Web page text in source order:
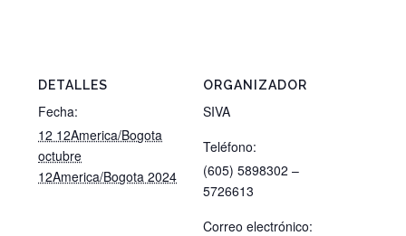
DETALLES
Fecha:
12 12America/Bogota
octubre
12America/Bogota 2024
ORGANIZADOR
SIVA
Teléfono:
(605) 5898302 –
5726613
Correo electrónico: